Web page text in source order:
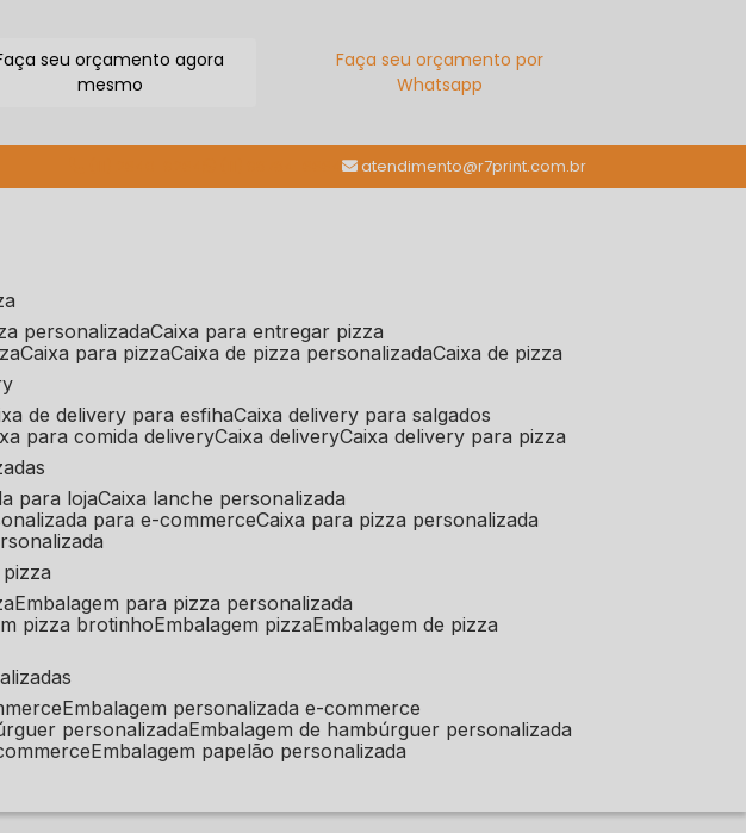
seu orçamento agora
mesmo
Faça seu orçamento por
Whatsapp
atendimento@r7print.com.br
personalizada caixa para entregar pizza
caixa para pizza caixa de pizza personalizada caixa de pizza
de delivery para esfiha caixa delivery para salgados
para comida delivery caixa delivery caixa delivery para pizza
para loja caixa lanche personalizada
para e-commerce caixa para pizza personalizada
pizza
embalagem para pizza personalizada
pizza brotinho embalagem pizza embalagem de pizza
embalagem personalizada e-commerce
personalizada embalagem de hambúrguer personalizada
embalagem papelão personalizada